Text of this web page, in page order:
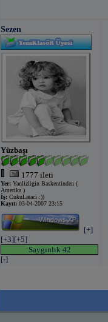
Sezen
Yüzbaşı
1777 ileti
Yer: Yanlizligin Baskentinden (
Amerika )
İş: CukuLataci :))
Kayıt: 03-04-2007 23:15
[+]
[+3][+5]
Saygınlık 42
[-]